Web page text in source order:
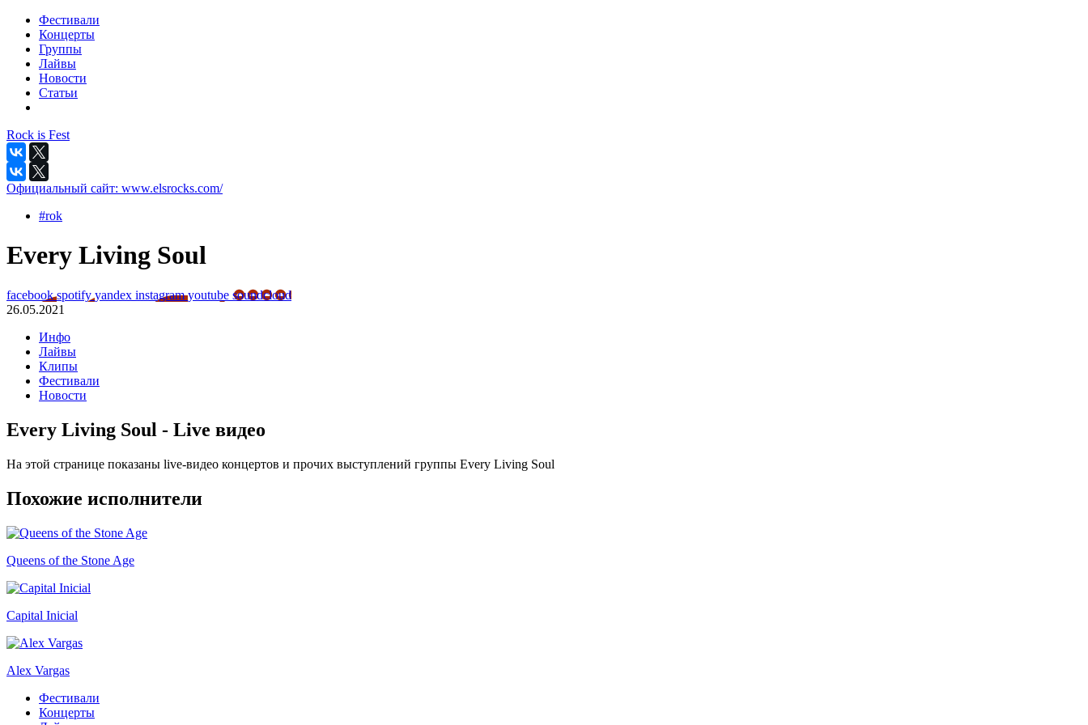
Фестивали
Концерты
Группы
Лайвы
Новости
Статьи
Rock is Fest
Официальный сайт: www.elsrocks.com/
#rok
Every Living Soul
facebookspotifyyandex instagramyoutube soundcloud
26.05.2021
Инфо
Лайвы
Клипы
Фестивали
Новости
Every Living Soul - Live видео
На этой странице показаны live-видео концертов и прочих выступлений группы Every Living Soul
Похожие исполнители
Queens of the Stone Age
Capital Inicial
Alex Vargas
Фестивали
Концерты